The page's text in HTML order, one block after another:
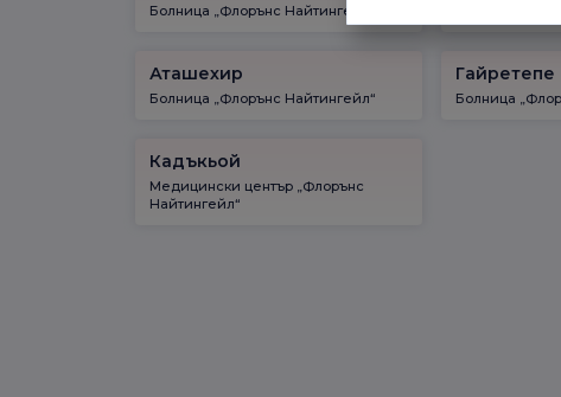
Болница „Флорънс Найтингейл“
Аташехир
Болница „Флорънс Найтингейл“
Гайретепе
Болница
Кадъкьой
Медицински център „Флорънс
Найтингейл“